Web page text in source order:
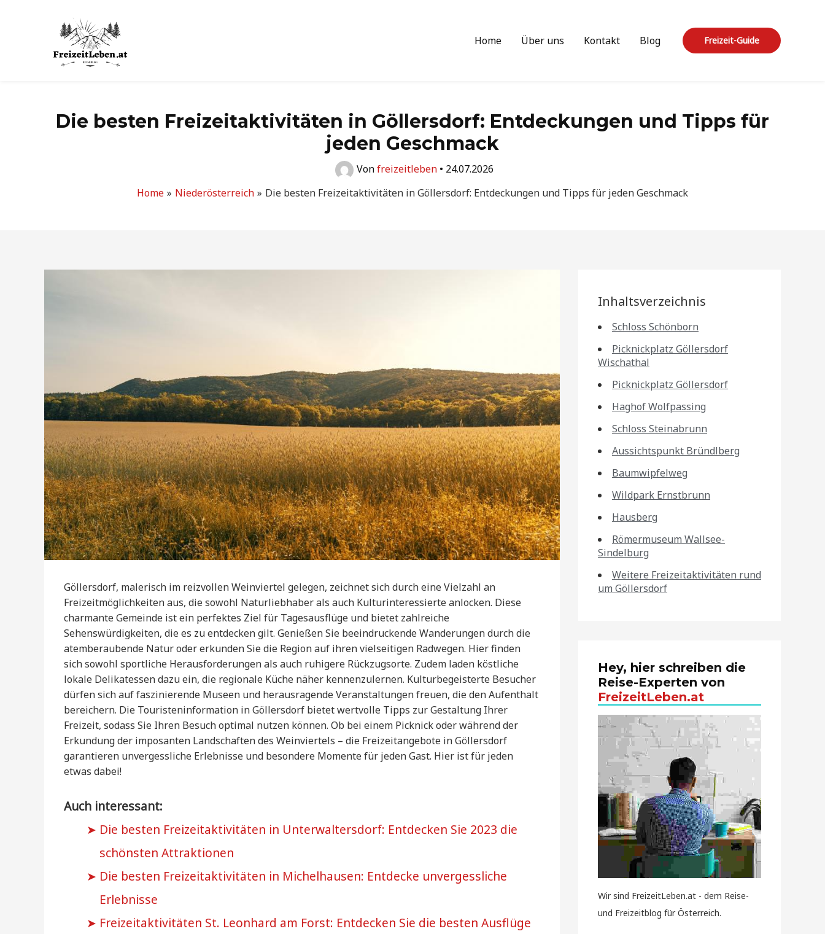
Home Über uns Kontakt Blog Freizeit-Guide
Die besten Freizeitaktivitäten in Göllersdorf: Entdeckungen und Tipps für
jeden Geschmack
Vonfreizeitleben • 24.07.2026
Home
Niederösterreich Die besten Freizeitaktivitäten in Göllersdorf: Entdeckungen und Tipps für jeden Geschmack
Göllersdorf, malerisch im reizvollen Weinviertel gelegen, zeichnet sich durch eine Vielzahl an
Freizeitmöglichkeiten aus, die sowohl Naturliebhaber als auch Kulturinteressierte anlocken. Diese
charmante Gemeinde ist ein perfektes Ziel für Tagesausflüge und bietet zahlreiche
Sehenswürdigkeiten, die es zu entdecken gilt. Genießen Sie beeindruckende Wanderungen durch die
atemberaubende Natur oder erkunden Sie die Region auf ihren vielseitigen Radwegen. Hier finden
sich sowohl sportliche Herausforderungen als auch ruhigere Rückzugsorte. Zudem laden köstliche
lokale Delikatessen dazu ein, die regionale Küche näher kennenzulernen. Kulturbegeisterte Besucher
dürfen sich auf faszinierende Museen und herausragende Veranstaltungen freuen, die den Aufenthalt
bereichern. Die Touristeninformation in Göllersdorf bietet wertvolle Tipps zur Gestaltung Ihrer
Freizeit, sodass Sie Ihren Besuch optimal nutzen können. Ob bei einem Picknick oder während der
Erkundung der imposanten Landschaften des Weinviertels – die Freizeitangebote in Göllersdorf
garantieren unvergessliche Erlebnisse und besondere Momente für jeden Gast. Hier ist für jeden
etwas dabei!
Auch interessant:
Die besten Freizeitaktivitäten in Unterwaltersdorf: Entdecken Sie 2023 die
schönsten Attraktionen
Die besten Freizeitaktivitäten in Michelhausen: Entdecke unvergessliche
Erlebnisse
Freizeitaktivitäten St. Leonhard am Forst: Entdecken Sie die besten Ausflüge
Inhaltsverzeichnis
Schloss Schönborn
Picknickplatz Göllersdorf
Wischathal
Picknickplatz Göllersdorf
Haghof Wolfpassing
Schloss Steinabrunn
Aussichtspunkt Bründlberg
Baumwipfelweg
Wildpark Ernstbrunn
Hausberg
Römermuseum Wallsee-
Sindelburg
Weitere Freizeitaktivitäten rund
um Göllersdorf
Hey, hier schreiben die
Reise-Experten von
FreizeitLeben.at
Wir sind FreizeitLeben.at - dem Reise-
und Freizeitblog für Österreich.